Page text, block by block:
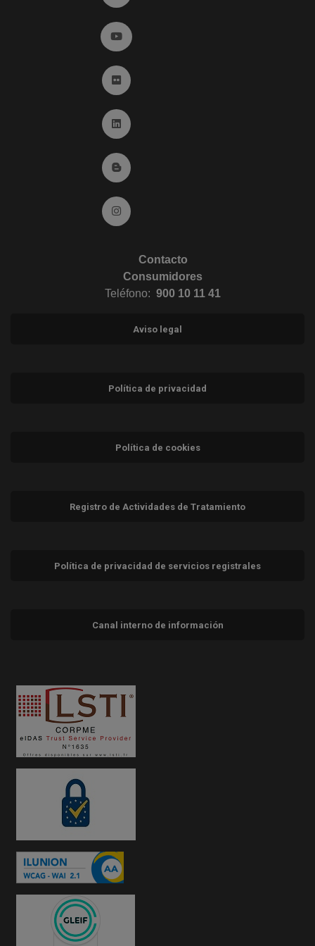
Ir a YouTube (abre en ventana nueva)
Ir a Flickr (abre en ventana nueva)
Ir a Linkedin (abre en ventana nueva)
Ir al Blog (abre en ventana nueva)
Ir a Instagram (abre en ventana nueva)
Contacto
Consumidores
Teléfono: 900 10 11 41
Aviso legal
Política de privacidad
Política de cookies
Registro de Actividades de Tratamiento
Política de privacidad de servicios registrales
Canal interno de información